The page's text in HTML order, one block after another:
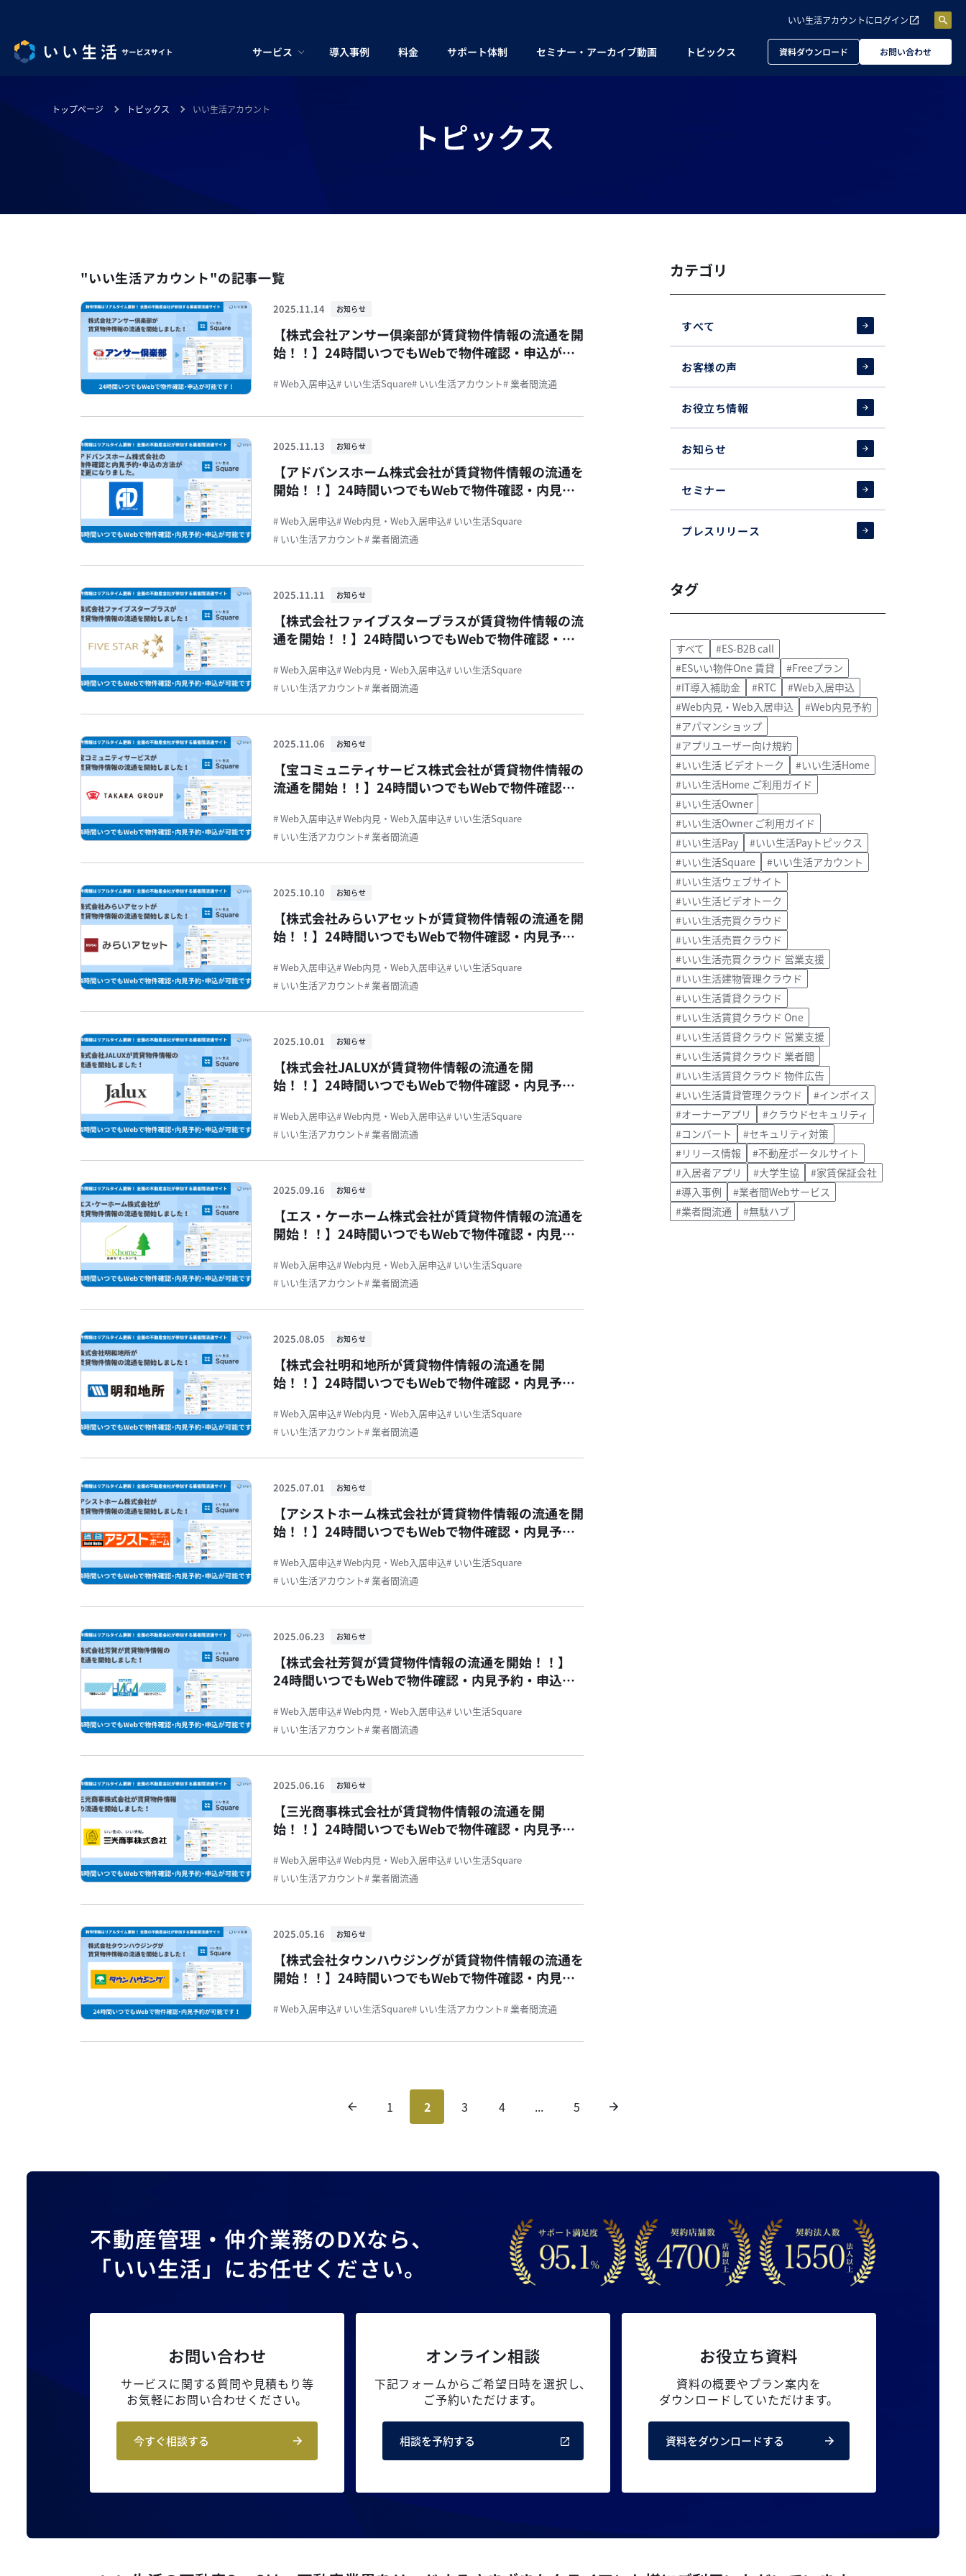
いい生活アカウントにログイン
サービス 導入事例 料金 サポート体制 セミナー・アーカイブ動画 トピックス 資料ダウンロード お問い合わせ
トップページ トピックス いい生活アカウント
トピックス
"いい生活アカウント"の記事一覧
2025.11.14 お知らせ
【株式会社アンサー倶楽部が賃貸物件情報の流通を開
始！！】24時間いつでもWebで物件確認・申込が可
# Web入居申込# いい生活Square# いい生活アカウント# 業者間流通
2025.11.13 お知らせ
【アドバンスホーム株式会社が賃貸物件情報の流通を
開始！！】24時間いつでもWebで物件確認・内見予
# Web入居申込# Web内見・Web入居申込# いい生活Square
# いい生活アカウント# 業者間流通
2025.11.11 お知らせ
【株式会社ファイブスタープラスが賃貸物件情報の流
通を開始！！】24時間いつでもWebで物件確認・内
# Web入居申込# Web内見・Web入居申込# いい生活Square
# いい生活アカウント# 業者間流通
2025.11.06 お知らせ
【宝コミュニティサービス株式会社が賃貸物件情報の
流通を開始！！】24時間いつでもWebで物件確認・
# Web入居申込# Web内見・Web入居申込# いい生活Square
# いい生活アカウント# 業者間流通
2025.10.10 お知らせ
【株式会社みらいアセットが賃貸物件情報の流通を開
始！！】24時間いつでもWebで物件確認・内見予
# Web入居申込# Web内見・Web入居申込# いい生活Square
# いい生活アカウント# 業者間流通
2025.10.01 お知らせ
【株式会社JALUXが賃貸物件情報の流通を開
始！！】24時間いつでもWebで物件確認・内見予
# Web入居申込# Web内見・Web入居申込# いい生活Square
# いい生活アカウント# 業者間流通
2025.09.16 お知らせ
【エス・ケーホーム株式会社が賃貸物件情報の流通を
開始！！】24時間いつでもWebで物件確認・内見予
# Web入居申込# Web内見・Web入居申込# いい生活Square
# いい生活アカウント# 業者間流通
2025.08.05 お知らせ
【株式会社明和地所が賃貸物件情報の流通を開
始！！】24時間いつでもWebで物件確認・内見予
# Web入居申込# Web内見・Web入居申込# いい生活Square
# いい生活アカウント# 業者間流通
2025.07.01 お知らせ
【アシストホーム株式会社が賃貸物件情報の流通を開
始！！】24時間いつでもWebで物件確認・内見予
# Web入居申込# Web内見・Web入居申込# いい生活Square
# いい生活アカウント# 業者間流通
2025.06.23 お知らせ
【株式会社芳賀が賃貸物件情報の流通を開始！！】
24時間いつでもWebで物件確認・内見予約・申込が
# Web入居申込# Web内見・Web入居申込# いい生活Square
# いい生活アカウント# 業者間流通
2025.06.16 お知らせ
【三光商事株式会社が賃貸物件情報の流通を開
始！！】24時間いつでもWebで物件確認・内見予
# Web入居申込# Web内見・Web入居申込# いい生活Square
# いい生活アカウント# 業者間流通
2025.05.16 お知らせ
【株式会社タウンハウジングが賃貸物件情報の流通を
開始！！】24時間いつでもWebで物件確認・内見予
# Web入居申込# いい生活Square# いい生活アカウント# 業者間流通
カテゴリ
すべて
お客様の声
お役立ち情報
お知らせ
セミナー
プレスリリース
タグ
すべて
#ES-B2B call
#ESいい物件One 賃貸
#Freeプラン
#IT導入補助金
#RTC
#Web入居申込
#Web内見・Web入居申込
#Web内見予約
#アパマンショップ
#アプリユーザー向け規約
#いい生活 ビデオトーク
#いい生活Home
#いい生活Home ご利用ガイド
#いい生活Owner
#いい生活Owner ご利用ガイド
#いい生活Pay
#いい生活Payトピックス
#いい生活Square
#いい生活アカウント
#いい生活ウェブサイト
#いい生活ビデオトーク
#いい生活売買クラウド
#いい生活売買クラウド
#いい生活売買クラウド 営業支援
#いい生活建物管理クラウド
#いい生活賃貸クラウド
#いい生活賃貸クラウド One
#いい生活賃貸クラウド 営業支援
#いい生活賃貸クラウド 業者間
#いい生活賃貸クラウド 物件広告
#いい生活賃貸管理クラウド
#インボイス
#オーナーアプリ
#クラウドセキュリティ
#コンバート
#セキュリティ対策
#リリース情報
#不動産ポータルサイト
#入居者アプリ
#大学生協
#家賃保証会社
#導入事例
#業者間Webサービス
#業者間流通
#無駄ハブ
1 2 3 4 ... 5
不動産管理・仲介業務のDXなら、
「いい生活」にお任せください。
お問い合わせ
サービスに関する質問や見積もり等
お気軽にお問い合わせください。
今すぐ相談する
オンライン相談
下記フォームからご希望日時を選択し、
ご予約いただけます。
相談を予約する
お役立ち資料
資料の概要やプラン案内を
ダウンロードしていただけます。
資料をダウンロードする